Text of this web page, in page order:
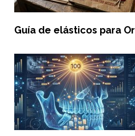
Guía de elásticos para